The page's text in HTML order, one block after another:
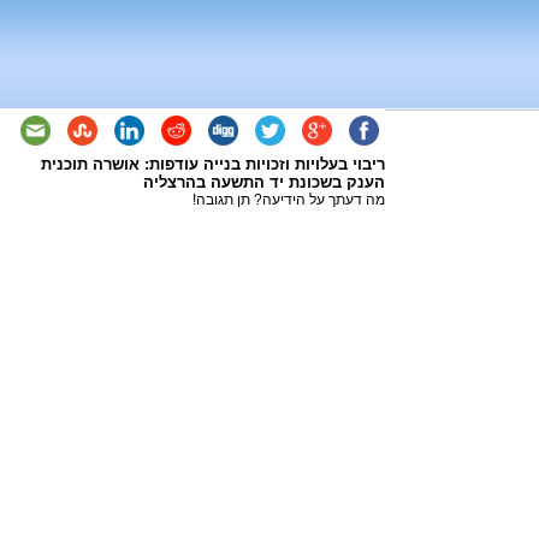
ריבוי בעלויות וזכויות בנייה עודפות: אושרה תוכנית
הענק בשכונת יד התשעה בהרצליה
מה דעתך על הידיעה? תן תגובה!